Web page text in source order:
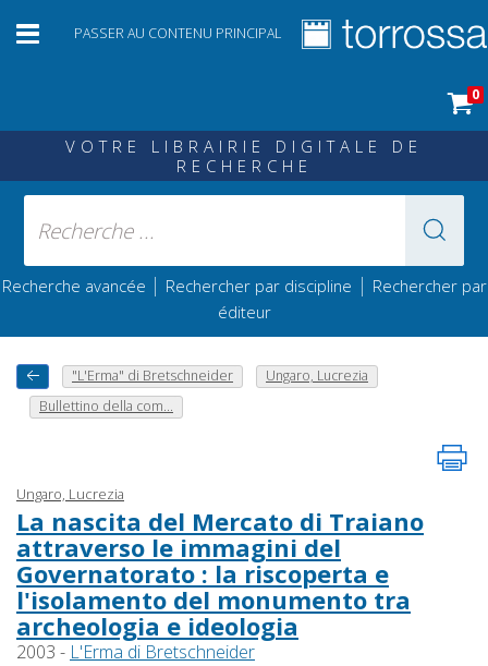
PASSER AU CONTENU PRINCIPAL
0
VOTRE LIBRAIRIE DIGITALE DE
RECHERCHE
Recherche avancée | Rechercher par discipline | Rechercher par
éditeur
"L'Erma" di Bretschneider
Ungaro, Lucrezia
Bullettino della com...
Ungaro, Lucrezia
La nascita del Mercato di Traiano
attraverso le immagini del
Governatorato : la riscoperta e
l'isolamento del monumento tra
archeologia e ideologia
2003 - L'Erma di Bretschneider